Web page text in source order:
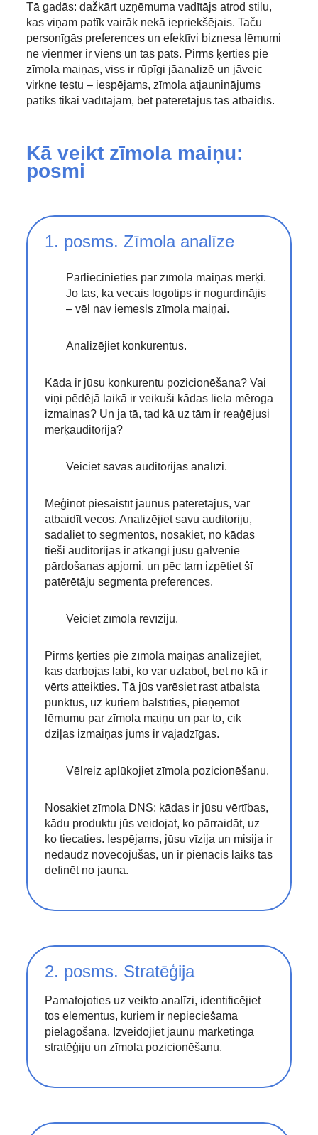
Tā gadās: dažkārt uzņēmuma vadītājs atrod stilu,
kas viņam patīk vairāk nekā iepriekšējais. Taču
personīgās preferences un efektīvi biznesa lēmumi
ne vienmēr ir viens un tas pats. Pirms ķerties pie
zīmola maiņas, viss ir rūpīgi jāanalizē un jāveic
virkne testu – iespējams, zīmola atjauninājums
patiks tikai vadītājam, bet patērētājus tas atbaidīs.
Kā veikt zīmola maiņu:
posmi
1. posms. Zīmola analīze
Pārliecinieties par zīmola maiņas mērķi.
Jo tas, ka vecais logotips ir nogurdinājis
– vēl nav iemesls zīmola maiņai.
Analizējiet konkurentus.
Kāda ir jūsu konkurentu pozicionēšana? Vai
viņi pēdējā laikā ir veikuši kādas liela mēroga
izmaiņas? Un ja tā, tad kā uz tām ir reaģējusi
merķauditorija?
Veiciet savas auditorijas analīzi.
Mēģinot piesaistīt jaunus patērētājus, var
atbaidīt vecos. Analizējiet savu auditoriju,
sadaliet to segmentos, nosakiet, no kādas
tieši auditorijas ir atkarīgi jūsu galvenie
pārdošanas apjomi, un pēc tam izpētiet šī
patērētāju segmenta preferences.
Veiciet zīmola revīziju.
Pirms ķerties pie zīmola maiņas analizējiet,
kas darbojas labi, ko var uzlabot, bet no kā ir
vērts atteikties. Tā jūs varēsiet rast atbalsta
punktus, uz kuriem balstīties, pieņemot
lēmumu par zīmola maiņu un par to, cik
dziļas izmaiņas jums ir vajadzīgas.
Vēlreiz aplūkojiet zīmola pozicionēšanu.
Nosakiet zīmola DNS: kādas ir jūsu vērtības,
kādu produktu jūs veidojat, ko pārraidāt, uz
ko tiecaties. Iespējams, jūsu vīzija un misija ir
nedaudz novecojušas, un ir pienācis laiks tās
definēt no jauna.
2. posms. Stratēģija
Pamatojoties uz veikto analīzi, identificējiet
tos elementus, kuriem ir nepieciešama
pielāgošana. Izveidojiet jaunu mārketinga
stratēģiju un zīmola pozicionēšanu.